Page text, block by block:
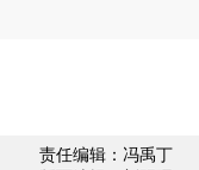
责任编辑：冯禹丁